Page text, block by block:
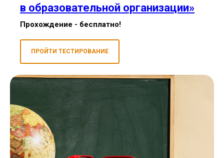
в образовательной организации»
Прохождение - бесплатно!
ПРОЙТИ ТЕСТИРОВАНИЕ